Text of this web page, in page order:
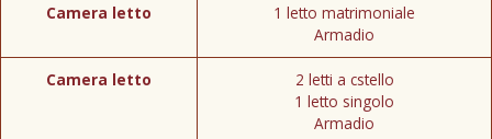
Camera letto
1 letto matrimoniale
Armadio
Camera letto
2 letti a cstello
1 letto singolo
Armadio